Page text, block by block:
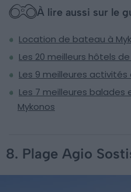
À lire aussi sur le
Location de bateau à
Les 20 meilleurs hôtels
Les 9 meilleures
Les 7 meilleures
Mykonos
8. Plage Agio